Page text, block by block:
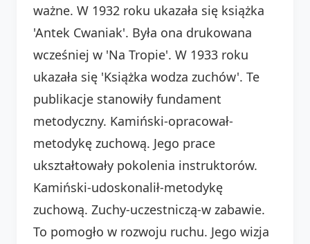
ważne. W 1932 roku ukazała się książka
'Antek Cwaniak'. Była ona drukowana
wcześniej w 'Na Tropie'. W 1933 roku
ukazała się 'Książka wodza zuchów'. Te
publikacje stanowiły fundament
metodyczny. Kamiński-opracował-
metodykę zuchową. Jego prace
ukształtowały pokolenia instruktorów.
Kamiński-udoskonalił-metodykę
zuchową. Zuchy-uczestniczą-w zabawie.
To pomogło w rozwoju ruchu. Jego wizja